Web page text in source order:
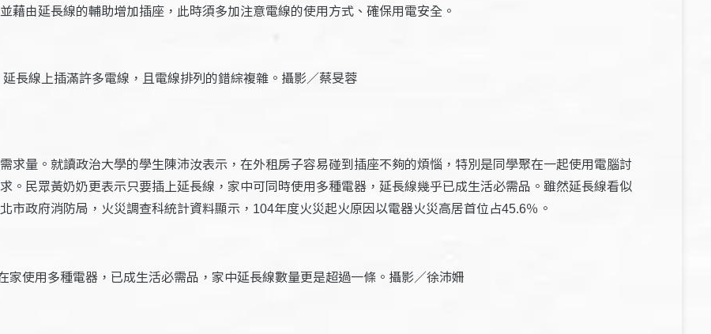
藉由延長線的輔助增加插座，此時須多加注意電線的使用方式、確保用電安全。
延長線上插滿許多電線，且電線排列的錯綜複雜。攝影／蔡旻蓉
求量。就讀政治大學的學生陳沛汝表示，在外租房子容易碰到插座不夠的煩惱，特別是同學聚在一起使用電腦討
。民眾黃奶奶更表示只要插上延長線，家中可同時使用多種電器，延長線幾乎已成生活必需品。雖然延長線看似
市政府消防局，火災調查科統計資料顯示， 104年度火災起火原因以電器火災高居首位占45.6％。
家使用多種電器，已成生活必需品，家中延長線數量更是超過一條。攝影／徐沛姍